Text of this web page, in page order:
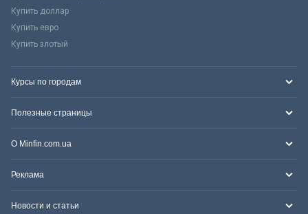
Купить доллар
Купить евро
Купить злотый
Курсы по городам
Полезные страницы
О Minfin.com.ua
Реклама
Новости и статьи